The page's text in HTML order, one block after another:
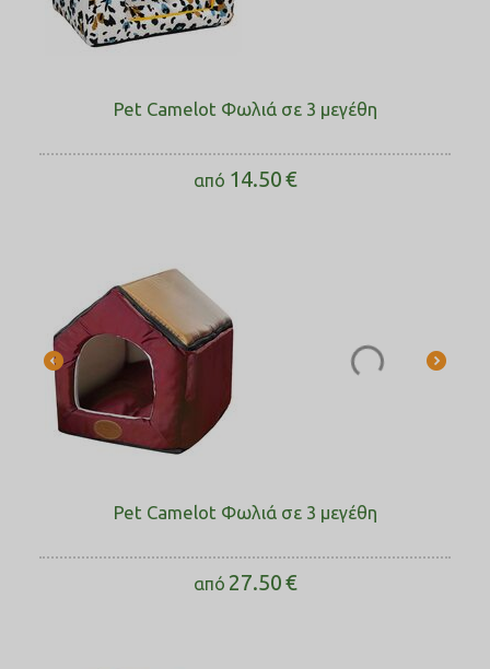
Pet Camelot Φωλιά σε 3 μεγέθη
από 14.50€
Pet Camelot Φωλιά σε 3 μεγέθη
από 27.50€